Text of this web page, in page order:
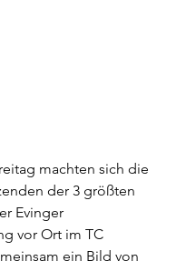
machten sich die
der 3 größten
Evinger
vor Ort im TC
ein Bild von